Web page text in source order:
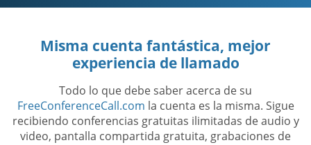
Misma cuenta fantástica, mejor
experiencia de llamado
Todo lo que debe saber acerca de su
FreeConferenceCall.com la cuenta es la misma. Sigue
recibiendo conferencias gratuitas ilimitadas de audio y
video, pantalla compartida gratuita, grabaciones de